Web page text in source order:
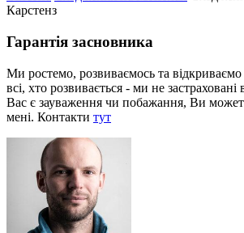
Карстенз
Гарантія засновника
Ми ростемо, розвиваємось та
всі, хто розвивається - ми не
Вас є зауваження чи побажання, Ви
мені. Контакти тут